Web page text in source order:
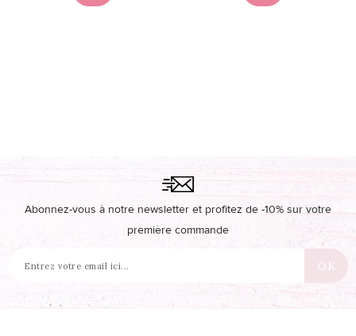
Abonnez-vous à notre newsletter et profitez de -10% sur votre
première commande